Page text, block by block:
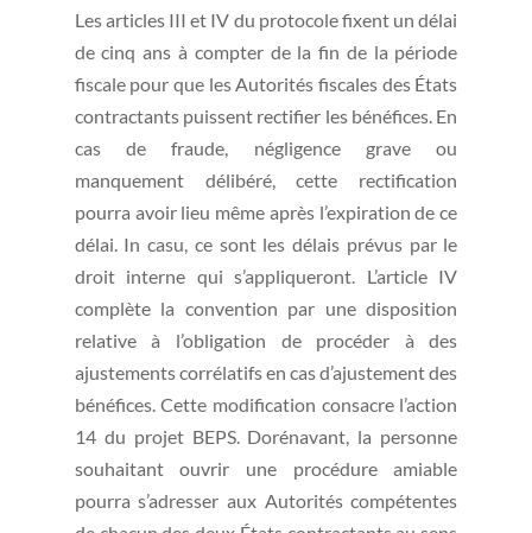
Les articles III et IV du protocole fixent un délai
de cinq ans à compter de la fin de la période
fiscale pour que les Autorités fiscales des États
contractants puissent rectifier les bénéfices. En
cas de fraude, négligence grave ou
manquement délibéré, cette rectification
pourra avoir lieu même après l’expiration de ce
délai. In casu, ce sont les délais prévus par le
droit interne qui s’appliqueront. L’article IV
complète la convention par une disposition
relative à l’obligation de procéder à des
ajustements corrélatifs en cas d’ajustement des
bénéfices. Cette modification consacre l’action
14 du projet BEPS. Dorénavant, la personne
souhaitant ouvrir une procédure amiable
pourra s’adresser aux Autorités compétentes